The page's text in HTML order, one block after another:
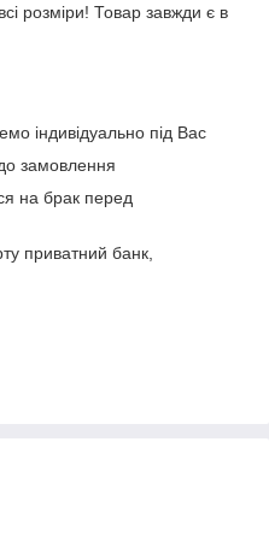
розміри! Товар завжди є в
індивідуально під Вас
замовлення
на брак перед
приватний банк,